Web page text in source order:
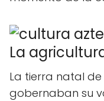
La
La tierra natal
gobernaban su